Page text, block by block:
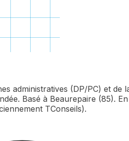
administratives (DP/PC) et de
Basé à Beaurepaire (85). En
TConseils).